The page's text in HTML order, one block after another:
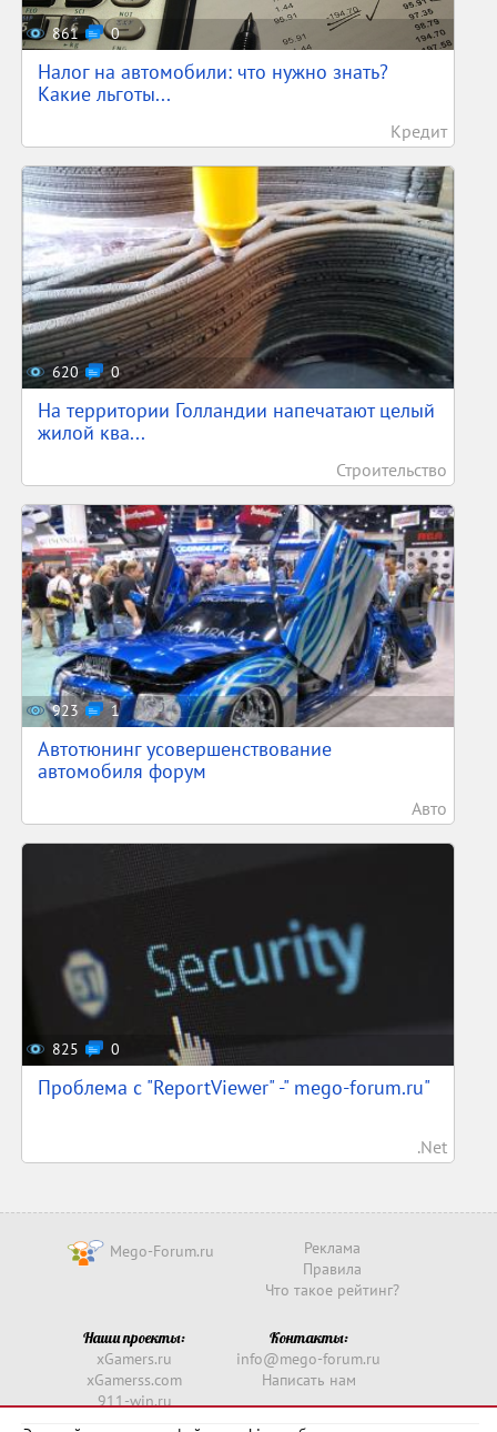
861 0
Налог на автомобили: что нужно знать?
Какие льготы...
Кредит
620 0
На территории Голландии напечатают целый
жилой ква...
Строительство
923 1
Автотюнинг усовершенствование
автомобиля форум
Авто
825 0
Проблема с "ReportViewer" -" mego-forum.ru"
.Net
Mego-Forum.ru
Реклама
Правила
Что такое рейтинг?
Наши проекты:
xGamers.ru
xGamerss.com
911-win.ru
Контакты:
info@mego-forum.ru
Написать нам